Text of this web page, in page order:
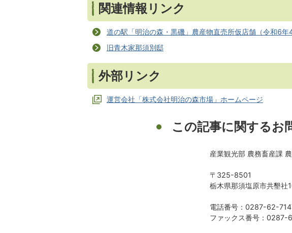
関連情報リンク
道の駅「明治の森・黒磯」農産物直売所仮店舗（令和6年
旧青木家那須別邸
外部リンク
運営会社「株式会社明治の森市場」ホームページ
この記事に関するお
産業観光部 農務畜産課
〒325-8501
栃木県那須塩原市共墾社
電話番号：0287-62-
ファックス番号：